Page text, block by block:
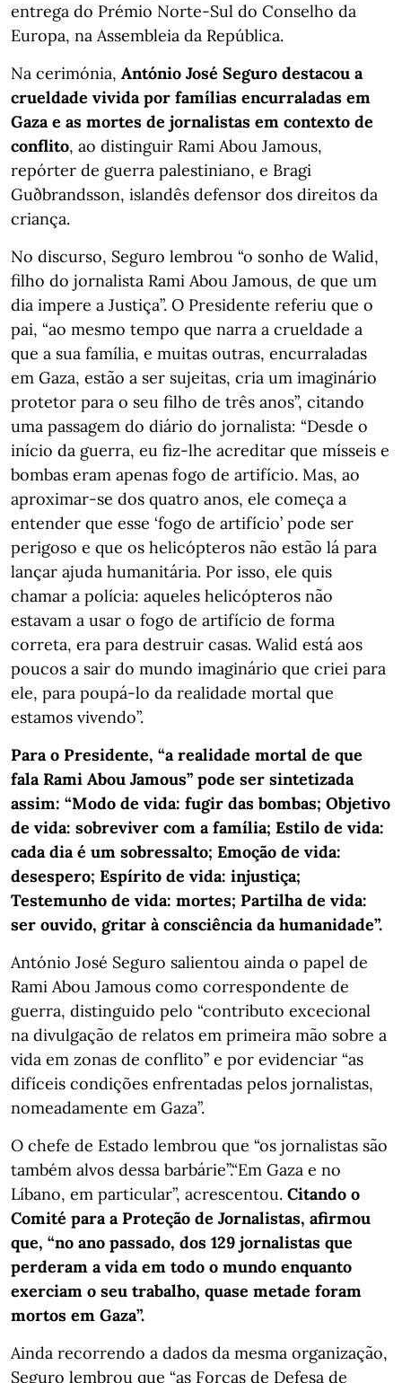
entrega do Prémio Norte-Sul do Conselho da
Europa, na Assembleia da República.
Na cerimónia, António José Seguro destacou a
crueldade vivida por famílias encurraladas em
Gaza e as mortes de jornalistas em contexto de
conflito, ao distinguir Rami Abou Jamous,
repórter de guerra palestiniano, e Bragi
Guðbrandsson, islandês defensor dos direitos da
criança.
No discurso, Seguro lembrou “o sonho de Walid,
filho do jornalista Rami Abou Jamous, de que um
dia impere a Justiça”. O Presidente referiu que o
pai, “ao mesmo tempo que narra a crueldade a
que a sua família, e muitas outras, encurraladas
em Gaza, estão a ser sujeitas, cria um imaginário
protetor para o seu filho de três anos”, citando
uma passagem do diário do jornalista: “Desde o
início da guerra, eu fiz-lhe acreditar que mísseis e
bombas eram apenas fogo de artifício. Mas, ao
aproximar-se dos quatro anos, ele começa a
entender que esse ‘fogo de artifício’ pode ser
perigoso e que os helicópteros não estão lá para
lançar ajuda humanitária. Por isso, ele quis
chamar a polícia: aqueles helicópteros não
estavam a usar o fogo de artifício de forma
correta, era para destruir casas. Walid está aos
poucos a sair do mundo imaginário que criei para
ele, para poupá-lo da realidade mortal que
estamos vivendo”.
Para o Presidente, “a realidade mortal de que
fala Rami Abou Jamous” pode ser sintetizada
assim: “Modo de vida: fugir das bombas; Objetivo
de vida: sobreviver com a família; Estilo de vida:
cada dia é um sobressalto; Emoção de vida:
desespero; Espírito de vida: injustiça;
Testemunho de vida: mortes; Partilha de vida:
ser ouvido, gritar à consciência da humanidade”.
António José Seguro salientou ainda o papel de
Rami Abou Jamous como correspondente de
guerra, distinguido pelo “contributo excecional
na divulgação de relatos em primeira mão sobre a
vida em zonas de conflito” e por evidenciar “as
difíceis condições enfrentadas pelos jornalistas,
nomeadamente em Gaza”.
O chefe de Estado lembrou que “os jornalistas são
também alvos dessa barbárie”.“Em Gaza e no
Líbano, em particular”, acrescentou. Citando o
Comité para a Proteção de Jornalistas, afirmou
que, “no ano passado, dos 129 jornalistas que
perderam a vida em todo o mundo enquanto
exerciam o seu trabalho, quase metade foram
mortos em Gaza”.
Ainda recorrendo a dados da mesma organização,
Seguro lembrou que “as Forças de Defesa de